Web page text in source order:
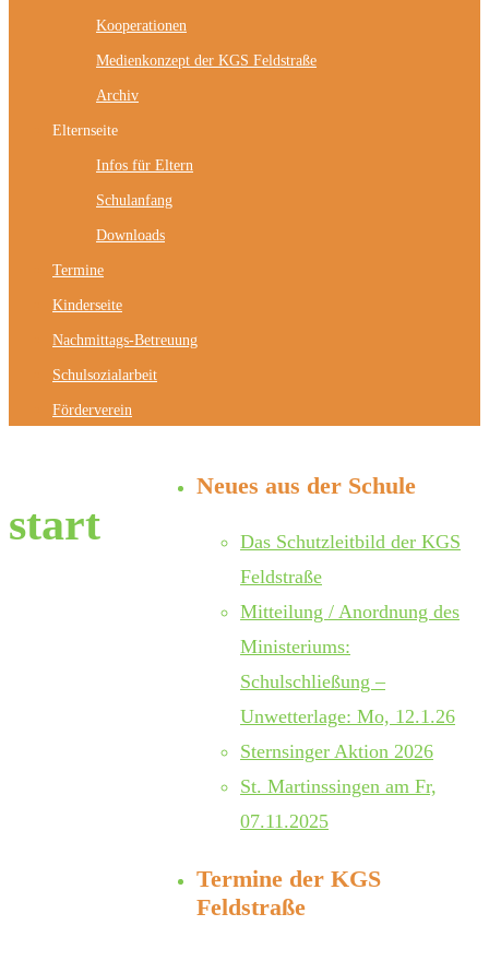
Kooperationen
Medienkonzept der KGS Feldstraße
Archiv
Elternseite
Infos für Eltern
Schulanfang
Downloads
Termine
Kinderseite
Nachmittags-Betreuung
Schulsozialarbeit
Förderverein
start
Neues aus der Schule
Das Schutzleitbild der KGS
Feldstraße
Mitteilung / Anordnung des
Ministeriums:
Schulschließung –
Unwetterlage: Mo, 12.1.26
Sternsinger Aktion 2026
St. Martinssingen am Fr,
07.11.2025
Termine der KGS
Feldstraße